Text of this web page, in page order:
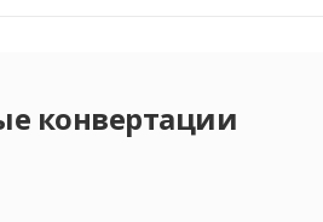
конвертации